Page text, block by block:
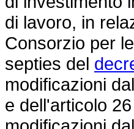
di lavoro, in
Consorzio per
septies del
modificazioni
e dell'articolo